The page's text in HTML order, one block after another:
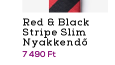
Red & Black
Stripe Slim
Nyakkendő
7 490 Ft